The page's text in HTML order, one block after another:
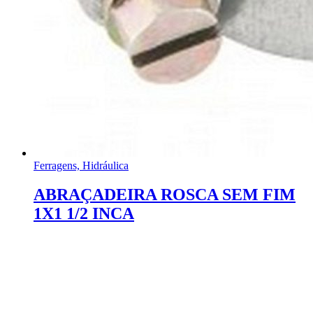
Ferragens, Hidráulica
ABRAÇADEIRA ROSCA SEM FIM
1X1 1/2 INCA